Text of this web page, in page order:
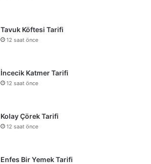
Tavuk Köftesi Tarifi
12 saat önce
İncecik Katmer Tarifi
12 saat önce
Kolay Çörek Tarifi
12 saat önce
Enfes Bir Yemek Tarifi